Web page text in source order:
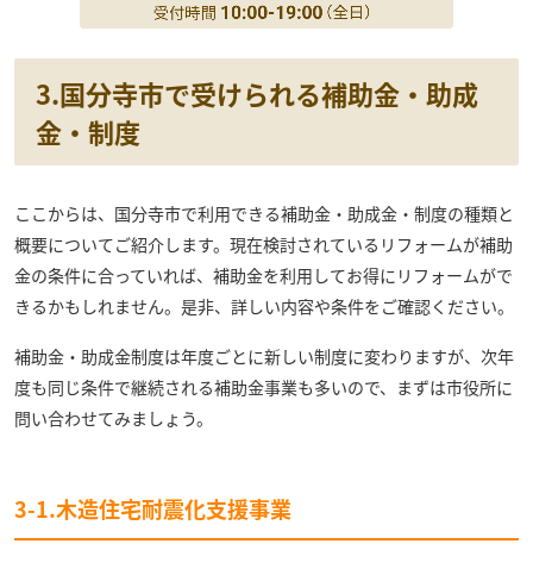
3.国分寺市で受けられる補助金・助成
金・制度
ここからは、国分寺市で利用できる補助金・助成金・制度の種類と
概要についてご紹介します。現在検討されているリフォームが補助
金の条件に合っていれば、補助金を利用してお得にリフォームがで
きるかもしれません。是非、詳しい内容や条件をご確認ください。
補助金・助成金制度は年度ごとに新しい制度に変わりますが、次年
度も同じ条件で継続される補助金事業も多いので、まずは市役所に
問い合わせてみましょう。
3-1.木造住宅耐震化支援事業